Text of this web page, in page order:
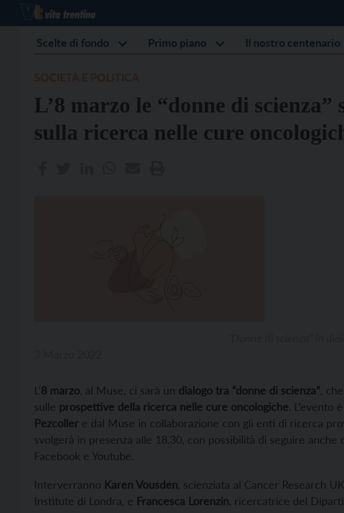
Scelte di fondo Primo piano Il nostro centenario
L’8 marzo le “donne di scienza”
sulla ricerca nelle cure
L’8 marzo , al Muse, ci sarà un dialogo tra “donne di scienza” ,
sulle prospettive della ricerca nelle cure oncologiche. L’evento
Pezcoller e dal Muse in collaborazione con gli enti di ricerca
svolgerà in presenza alle 18.30, con possibilità di seguire anche
Facebook e Youtube.
Interverranno Karen Vousden , scienziata al Cancer Research
Institute di Londra, e Francesca Lorenzin , ricercatrice del